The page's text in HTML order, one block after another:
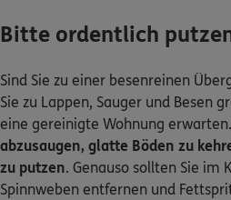
0800 / 3746
Mo–Sa 7–20
ERGO Berater finden
Kundenportal Log-in
Bitte ordentlich
Sind Sie zu einer besenreinen
Sie zu Lappen, Sauger und Besen
eine gereinigte Wohnung
abzusaugen, glatte Böden zu
zu putzen. Genauso sollten Sie im
Spinnweben entfernen und